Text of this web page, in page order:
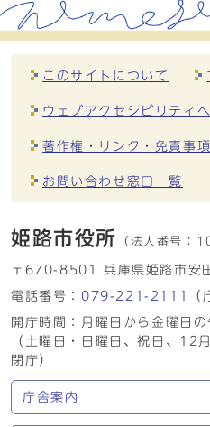
このサイトについて
ウェブアクセシビリティ
著作権・リンク・免責事項
お問い合わせ窓口一覧
姫路市役所 （法人番号：
〒670-8501 兵庫県姫路市安
電話番号： 079-221-2111
（
開庁時間：月曜日から金曜日
（土曜日・日曜日、祝日、12
閉庁）
庁舎案内